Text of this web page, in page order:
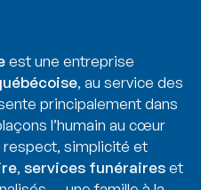
est une entreprise
, au service des
principalement dans
l’humain au cœur
respect, simplicité et
, services funéraireset